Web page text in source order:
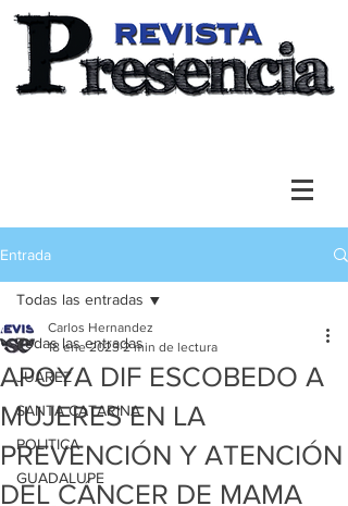
Entrada
Todas las entradas
JUAREZ
SANTA CATARINA
POLITICA
GUADALUPE
Todas las entradas
APOYA DIF ESCOBEDO A
MUJERES EN LA
PREVENCIÓN Y ATENCIÓN
DEL CÁNCER DE MAMA
Carlos Hernandez
18 ene 2023 2 min de lectura